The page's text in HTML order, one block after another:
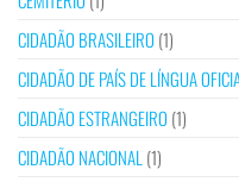
CIDADÃO BRASILEIRO (1)
CIDADÃO DE PAÍS DE LÍNGUA
CIDADÃO ESTRANGEIRO (1)
CIDADÃO NACIONAL(1)